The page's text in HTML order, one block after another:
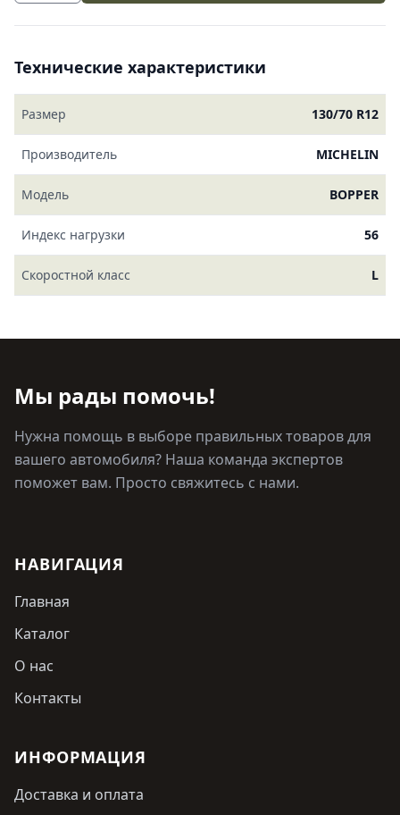
Технические характеристики
Размер 130/70 R12
Производитель MICHELIN
Модель BOPPER
Индекс нагрузки 56
Скоростной класс L
Мы рады помочь!
Нужна помощь в выборе правильных товаров для
вашего автомобиля? Наша команда экспертов
поможет вам. Просто свяжитесь с нами.
НАВИГАЦИЯ
Главная
Каталог
О нас
Контакты
ИНФОРМАЦИЯ
Доставка и оплата